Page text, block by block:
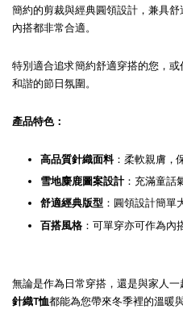
簡約的剪裁與經典圓領設計，兼具
內搭都非常合適。
特別適合追求簡約舒適穿搭的您，
和諧的節日氛圍。
產品特色：
高品質針織面料：柔軟親膚，
雪地麋鹿圖案設計：充滿童話
舒適經典版型 ：圓領設計簡單
百搭風格 ：可單穿亦可作為內
無論是作為日常穿搭，還是與家人
針織T恤都能為您帶來冬季裡的溫暖